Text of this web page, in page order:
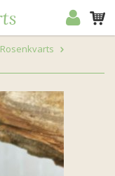
Rosenkvarts